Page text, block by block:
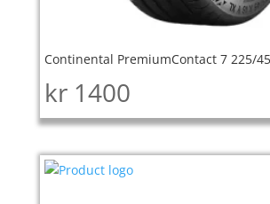
Continental PremiumContact 7 225/
kr 1400